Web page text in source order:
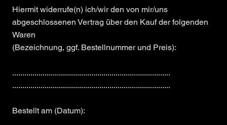
Hiermit widerrufe(n) ich/wir den von mir/uns
abgeschlossenen Vertrag über den Kauf der folgenden
Waren
(Bezeichnung, ggf. Bestellnummer und Preis):
..............................................................................
..............................................................................
Bestellt am (Datum):